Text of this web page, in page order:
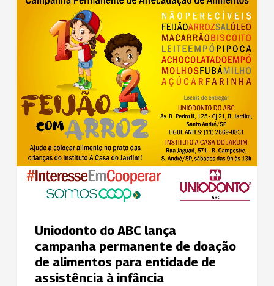
ABC
campanha
permanente
de
alimentos
entidade
assistência
Uniodonto do ABC lança
campanha permanente de doação
de alimentos para entidade de
assistência à infância